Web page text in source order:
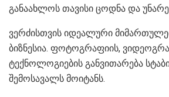
განაახლოს თავისი ცოდნა და
ვერძისთვის იდეალური
ბიზნესია. ფოტოგრაფიის,
ტექნოლოგიების განვითარება
შემოსავალს მოიტანს.